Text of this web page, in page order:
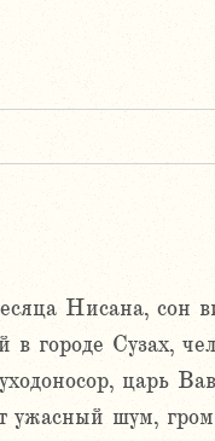
Нисана, сон
городе Сузах,
царь
шум,